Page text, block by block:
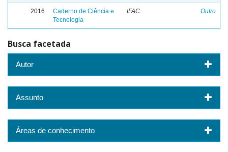
2016
Caderno de Ciência e
Tecnologia
IFAC Outro
Busca facetada
Autor
Assunto
Áreas de conhecimento